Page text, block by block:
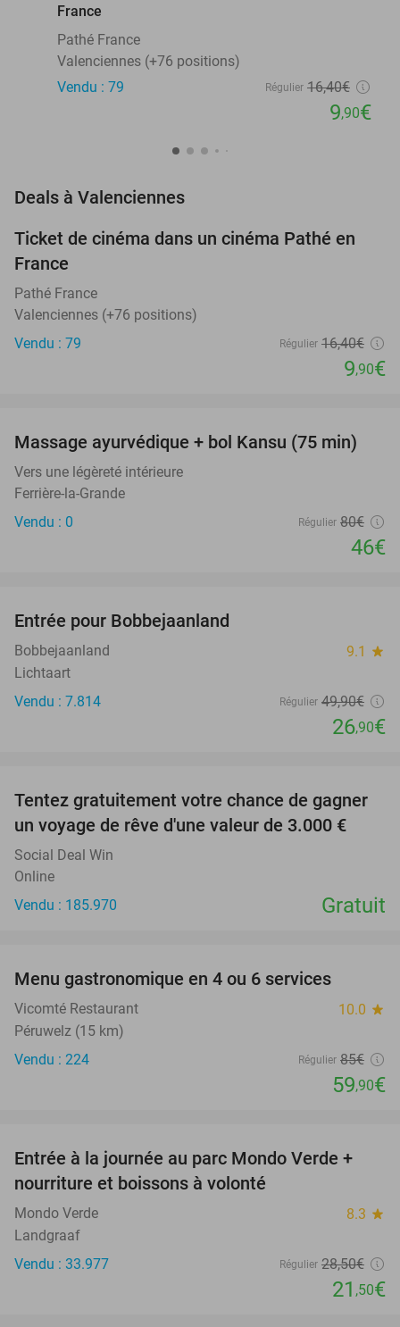
France
Pathé France
Valenciennes (+76 positions)
Vendu : 79
Régulier 16,40€
9,90€
Deals à Valenciennes
40%
Ticket de cinéma dans un cinéma Pathé en
France
Pathé France
Valenciennes (+76 positions)
Vendu : 79
Régulier 16,40€
9,90€
43%
TODAY
Massage ayurvédique + bol Kansu (75 min)
Vers une légèreté intérieure
Ferrière-la-Grande
Vendu : 0
Régulier 80€
46€
Entrée pour Bobbejaanland
Bobbejaanland 9.1 star
Lichtaart
Vendu : 7.814
Régulier 49,90€
26,90€
Tentez gratuitement votre chance de gagner
un voyage de rêve d'une valeur de 3.000 €
Social Deal Win
Online
Vendu : 185.970
Gratuit
Menu gastronomique en 4 ou 6 services
Vicomté Restaurant 10.0 star
Péruwelz (15 km)
Vendu : 224
Régulier 85€
59,90€
25%
Entrée à la journée au parc Mondo Verde +
nourriture et boissons à volonté
Mondo Verde 8.3 star
Landgraaf
Vendu : 33.977
Régulier 28,50€
21 ,50€